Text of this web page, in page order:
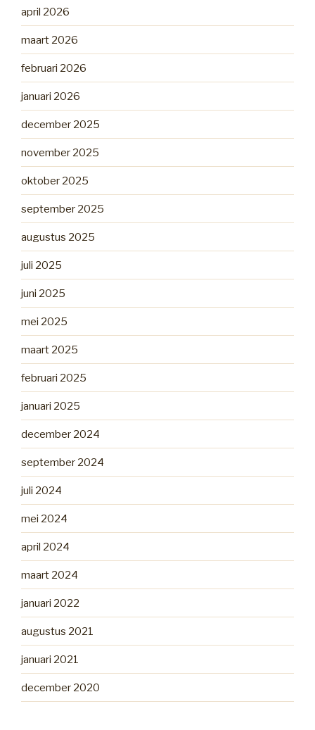
april 2026
maart 2026
februari 2026
januari 2026
december 2025
november 2025
oktober 2025
september 2025
augustus 2025
juli 2025
juni 2025
mei 2025
maart 2025
februari 2025
januari 2025
december 2024
september 2024
juli 2024
mei 2024
april 2024
maart 2024
januari 2022
augustus 2021
januari 2021
december 2020